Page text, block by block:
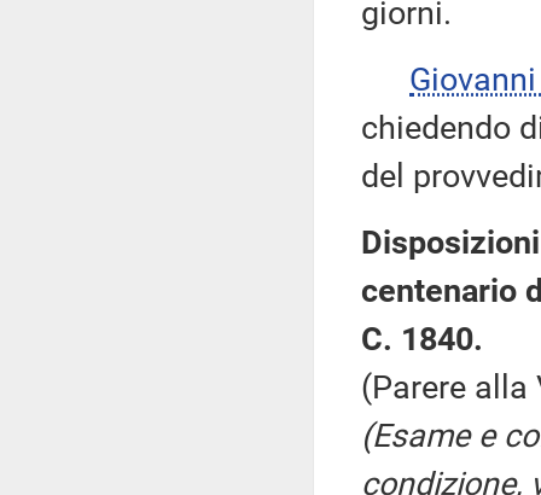
giorni.
chiedendo
del
centenario
C. 1840.
(Parere alla
(Esame e
condizione,